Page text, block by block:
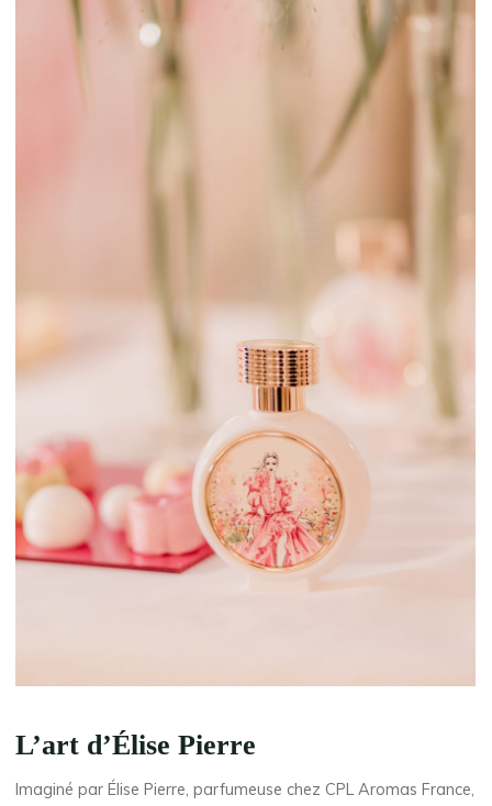
L’art d’Élise Pierre
Imaginé par Élise Pierre, parfumeuse chez CPL Aromas France,